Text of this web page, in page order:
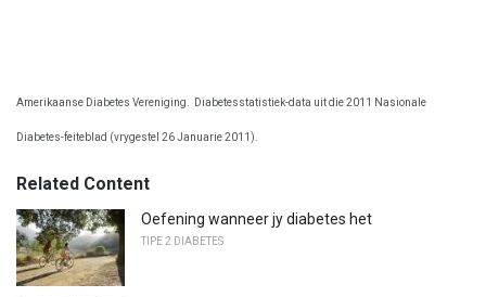
Amerikaanse Diabetes Vereniging. Diabetesstatistiek-data uit die 2011 Nasionale
Diabetes-feiteblad (vrygestel 26 Januarie 2011).
Related Content
Oefening wanneer jy diabetes het
TIPE 2 DIABETES